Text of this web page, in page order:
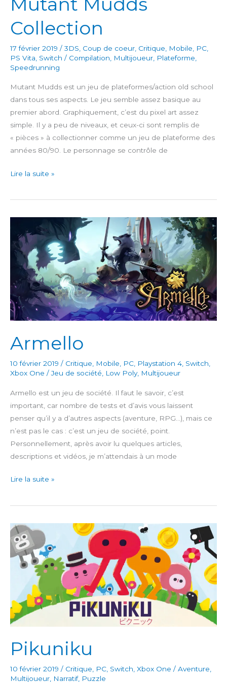
Collection
17 février 2019 / 3DS Coup de coeur Critique Mobile PC
PS Vita Switch / Compilation Multijoueur Plateforme
Speedrunning
Mutant Mudds est un jeu de plateformes/action old school
dans tous ses aspects. Le jeu semble assez basique au
premier abord. Graphiquement, c’est du pixel art assez
simple. Il y a peu de niveaux, et ceux-ci sont remplis de
« pièces » à collectionner comme un jeu de plateforme des
années 80/90. Le personnage se contrôle de
Mutant
Collection
Lire la suite »
Armello
10 février 2019 / Critique, Mobile, PC, Playstation 4, Switch,
Xbox One /Jeu de société, Low Poly, Multijoueur
Armello est un jeu de société. Il faut le savoir, c’est
important, car nombre de tests et d’avis vous laissent
penser qu’il y a d’autres aspects (aventure, RPG…), mais ce
n’est pas le cas : c’est un jeu de société, point.
Personnellement, après avoir lu quelques articles,
descriptions et vidéos, je m’attendais à un mode
Armello
Lire la suite »
Pikuniku
10 février 2019 / Critique, PC, Switch, Xbox One / Aventure,
Multijoueur, Narratif, Puzzle